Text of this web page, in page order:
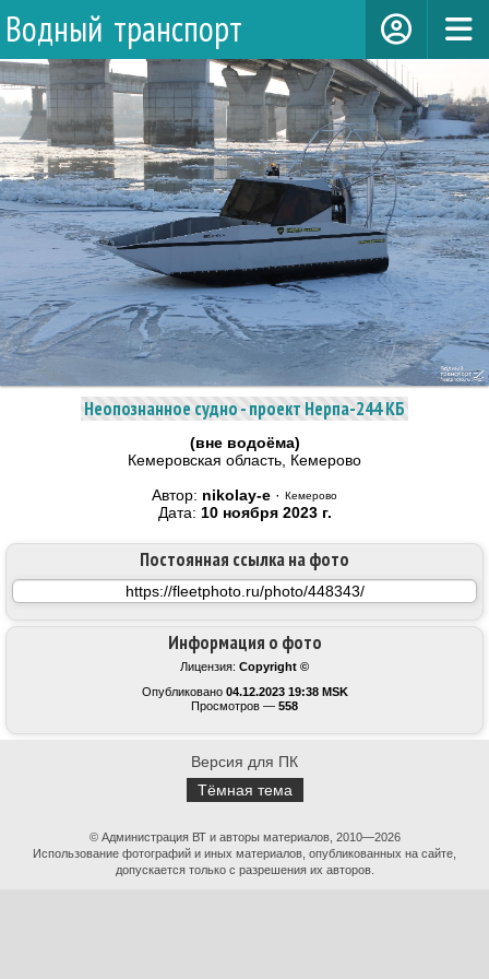
Водный транспорт
Неопознанное судно - проект Нерпа-244 КБ
(вне водоёма)
Кемеровская область, Кемерово
Автор: nikolay-e · Кемерово
Дата: 10 ноября 2023 г.
Информация о фото
Лицензия: Copyright ©
Опубликовано 04.12.2023 19:38 MSK
Просмотров — 558
Постоянная ссылка на фото
Версия для ПК
Тёмная тема
© Администрация ВТ и авторы материалов, 2010—2026
Использование фотографий и иных материалов, опубликованных на сайте,
допускается только с разрешения их авторов.